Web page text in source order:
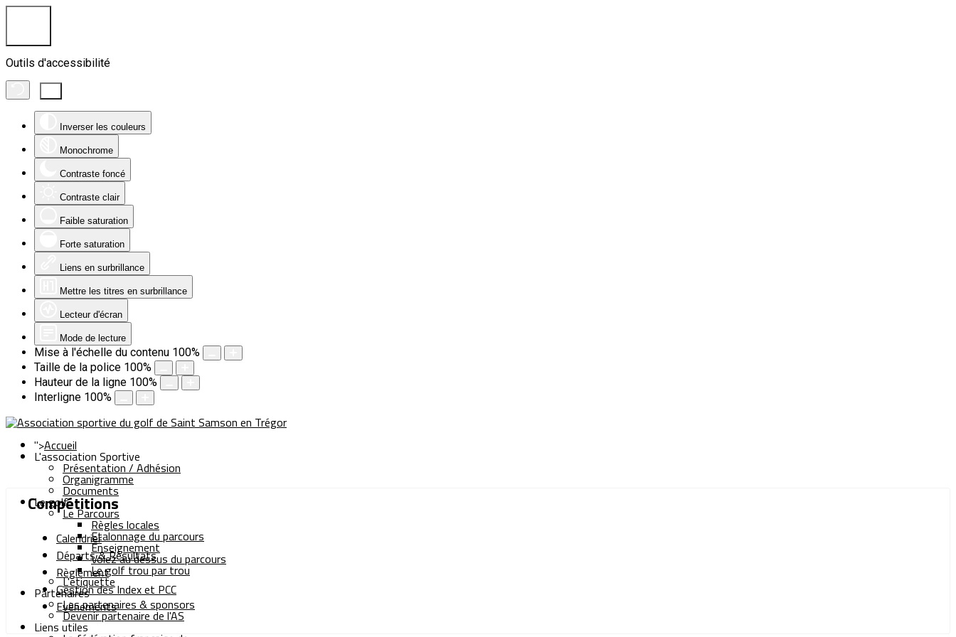
Outils d'accessibilité
Inverser les couleurs
Monochrome
Contraste foncé
Contraste clair
Faible saturation
Forte saturation
Liens en surbrillance
Mettre les titres en surbrillance
Lecteur d'écran
Mode de lecture
Mise à l'échelle du contenu 100%
Taille de la police 100%
Hauteur de la ligne 100%
Interligne 100%
">Accueil
L'association Sportive
Présentation / Adhésion
Organigramme
Documents
Le golf
Le Parcours
Règles locales
Etalonnage du parcours
Enseignement
Volez au dessus du parcours
Le golf trou par trou
L'étiquette
Partenaires
Les partenaires & sponsors
Devenir partenaire de l'AS
Liens utiles
Compétitions
Calendrier
Départs & Résultats
Règlement
Gestion des Index et PCC
Evènements